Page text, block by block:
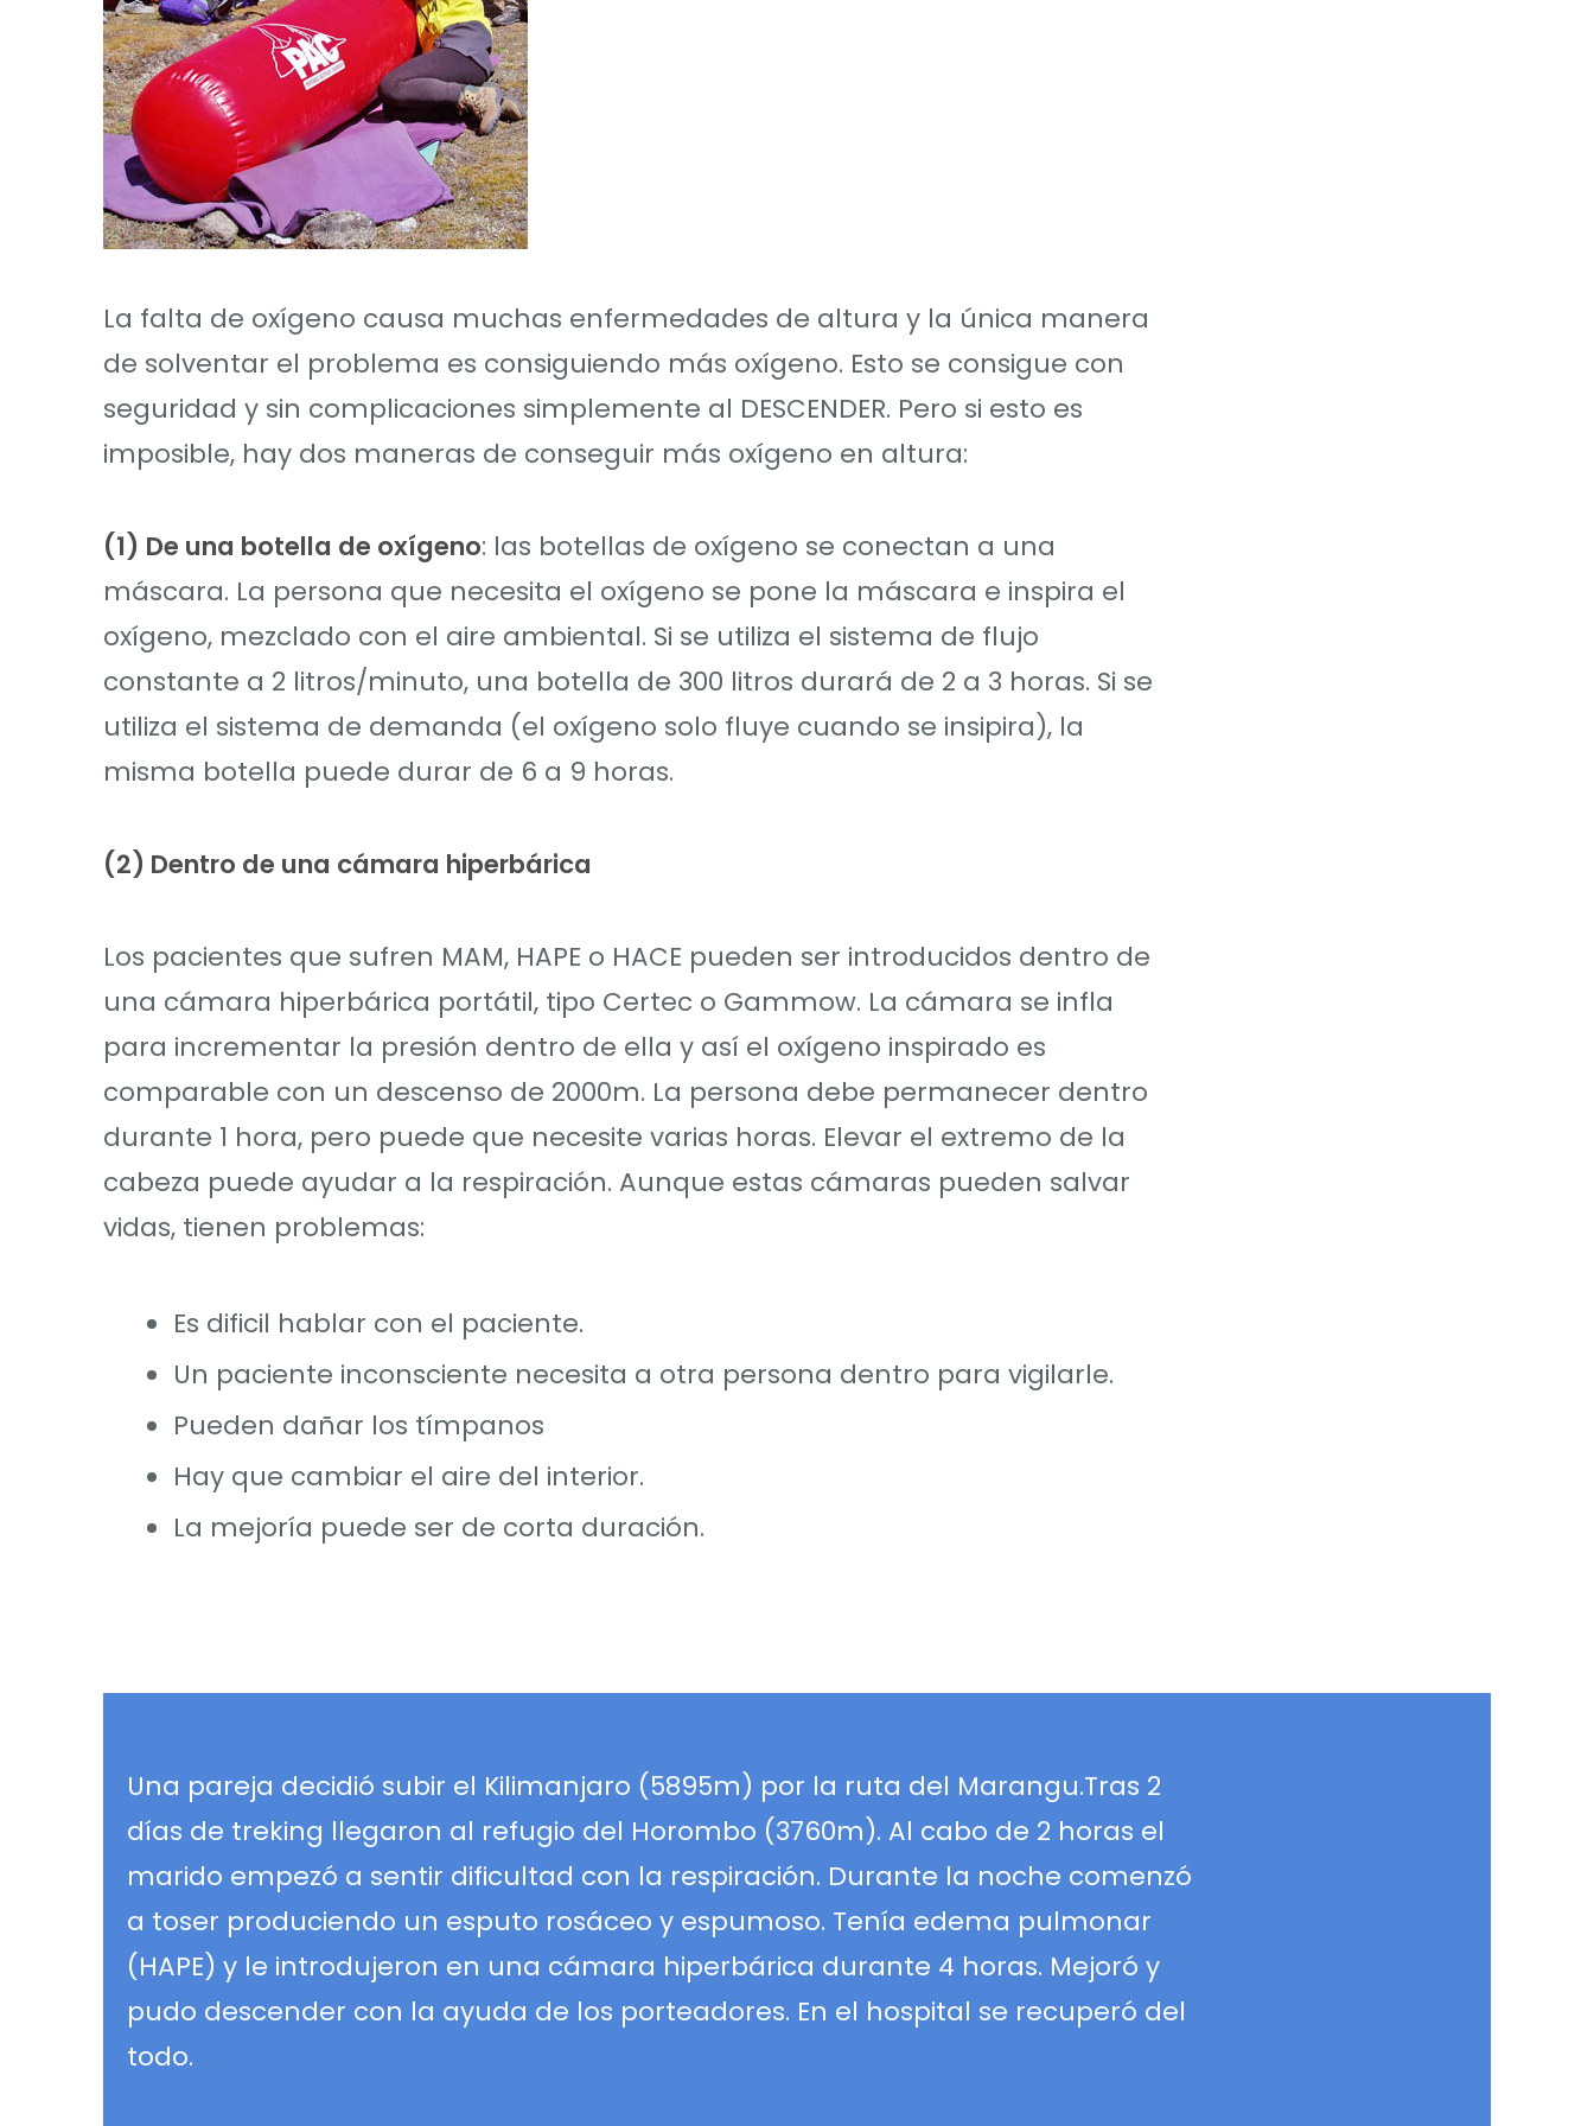
La falta de oxígeno causa muchas enfermedades de altura y la única manera
de solventar el problema es consiguiendo más oxígeno. Esto se consigue con
seguridad y sin complicaciones simplemente al DESCENDER. Pero si esto es
imposible, hay dos maneras de conseguir más oxígeno en altura:
(1) De una botella de oxígeno: las botellas de oxígeno se conectan a una
máscara. La persona que necesita el oxígeno se pone la máscara e inspira el
oxígeno, mezclado con el aire ambiental. Si se utiliza el sistema de flujo
constante a 2 litros/minuto, una botella de 300 litros durará de 2 a 3 horas. Si se
utiliza el sistema de demanda (el oxígeno solo fluye cuando se insipira), la
misma botella puede durar de 6 a 9 horas.
(2) Dentro de una cámara hiperbárica
Los pacientes que sufren MAM, HAPE o HACE pueden ser introducidos dentro de
una cámara hiperbárica portátil, tipo Certec o Gammow. La cámara se infla
para incrementar la presión dentro de ella y así el oxígeno inspirado es
comparable con un descenso de 2000m. La persona debe permanecer dentro
durante 1 hora, pero puede que necesite varias horas. Elevar el extremo de la
cabeza puede ayudar a la respiración. Aunque estas cámaras pueden salvar
vidas, tienen problemas:
Es dificil hablar con el paciente.
Un paciente inconsciente necesita a otra persona dentro para vigilarle.
Pueden dañar los tímpanos
Hay que cambiar el aire del interior.
La mejoría puede ser de corta duración.
Una pareja decidió subir el Kilimanjaro (5895m) por la ruta del Marangu.Tras 2
días de treking llegaron al refugio del Horombo (3760m). Al cabo de 2 horas el
marido empezó a sentir dificultad con la respiración. Durante la noche comenzó
a toser produciendo un esputo rosáceo y espumoso. Tenía edema pulmonar
(HAPE) y le introdujeron en una cámara hiperbárica durante 4 horas. Mejoró y
pudo descender con la ayuda de los porteadores. En el hospital se recuperó del
todo.